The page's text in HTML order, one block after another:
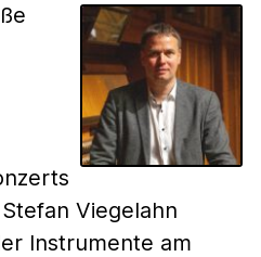
Viegelahn
Instrumente am